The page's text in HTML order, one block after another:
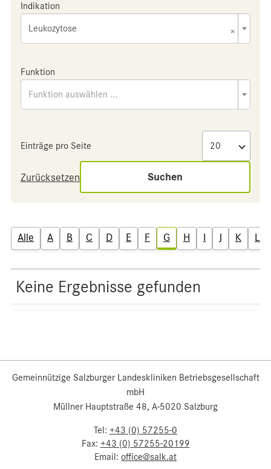
Indikation
×
Leukozytose
Funktion
Funktion auswählen ...
Einträge pro Seite
Zurücksetzen Suchen
Alle A B C D E F G H I J K L
Keine Ergebnisse gefunden
Gemeinnützige Salzburger Landeskliniken Betriebsgesellschaft
mbH
Müllner Hauptstraße 48, A-5020 Salzburg
Tel: +43 (0) 57255-0
Fax: +43 (0) 57255-20199
Email: office@salk.at